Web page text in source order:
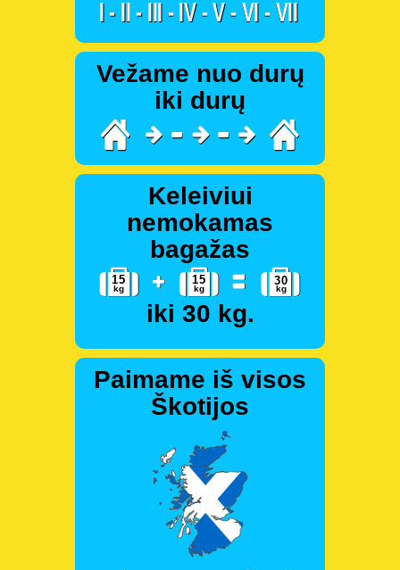
Vežame nuo durų
iki durų
Keleiviui
nemokamas
bagažas
iki 30 kg.
Paimame iš visos
Škotijos